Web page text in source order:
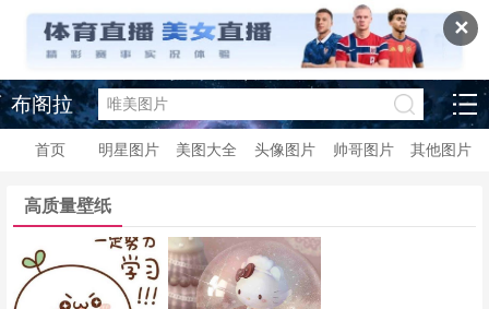
✕
布阁拉
首页 明星图片 美图大全 头像图片 帅哥图片 其他图片
高质量壁纸